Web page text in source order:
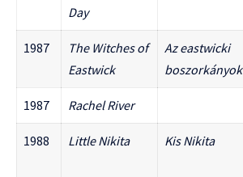
Day
1987
The Witches of
Eastwick
Az eastwicki
boszorkányok
1987 Rachel River
1988 Little Nikita Kis Nikita